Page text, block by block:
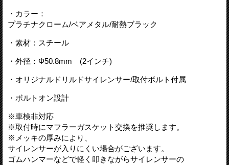
・カラー：
プラチナクローム/ベアメタル/耐熱ブラック
・素材：スチール
・外径：Φ50.8mm (2インチ)
・オリジナルドリルドサイレンサー/取付ボルト付属
・ボルトオン設計
※車検非対応
※取付時にマフラーガスケット交換を推奨します。
※メッキの厚みにより、
サイレンサーが入りにくい場合がございます。
ゴムハンマーなどで軽く叩きながらサイレンサーの